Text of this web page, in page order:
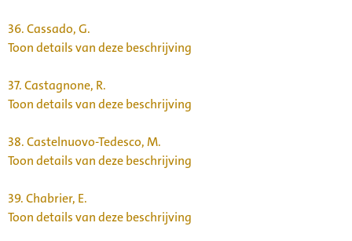
36.Cassado, G.
Toon details van deze beschrijving
37.Castagnone, R.
Toon details van deze beschrijving
38.Castelnuovo-Tedesco, M.
Toon details van deze beschrijving
39.Chabrier, E.
Toon details van deze beschrijving